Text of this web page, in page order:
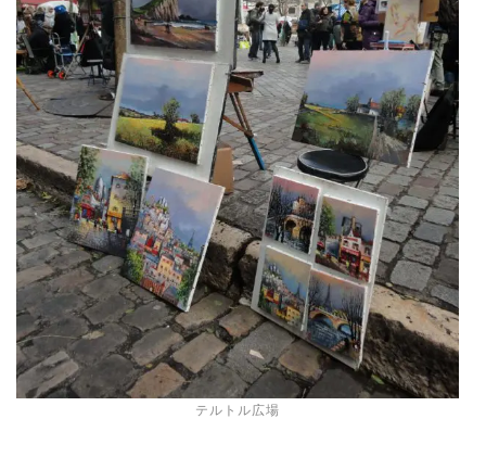
テルトル広場